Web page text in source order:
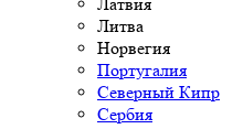
Литва
Норвегия
Португалия
Северный Кипр
Сербия